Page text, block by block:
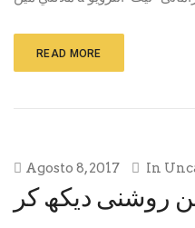
READ MORE
Agosto 8, 2017 In
روشنی دیکھ کر